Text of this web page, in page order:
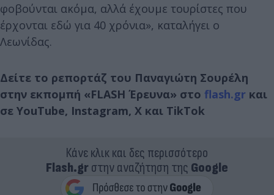
φοβούνται ακόμα, αλλά έχουμε τουρίστες που
έρχονται εδώ για 40 χρόνια», καταλήγει ο
Λεωνίδας.
Δείτε το ρεπορτάζ του Παναγιώτη Σουρέλη
στην εκπομπή «FLASH Έρευνα» στο flash.gr και
σε YouTube, Instagram, X και TikTok
Κάνε κλικ και δες περισσότερο
Flash.grστην αναζήτηση της Google